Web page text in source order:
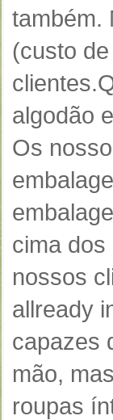
também.
(custo
clientes.
algodão
Os
cima
nossos
allready
capazes
mão,
roupas